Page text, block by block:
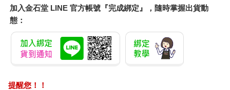
加入金石堂 LINE 官方帳號『完成綁定』，隨時掌握出貨動
態：
提醒您！！